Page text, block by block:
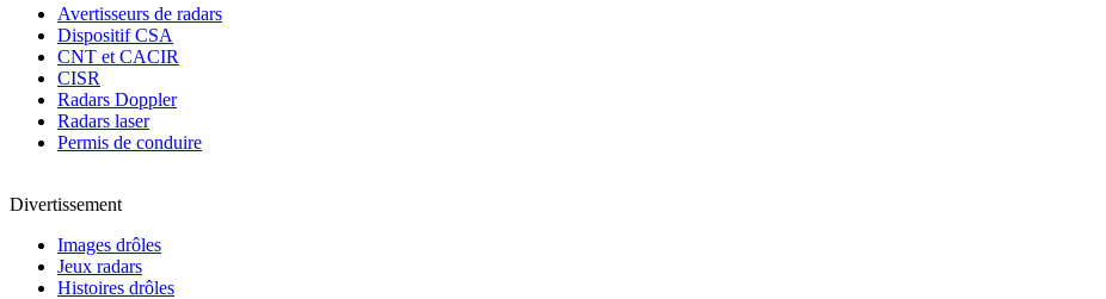
Avertisseurs de radars
Dispositif CSA
CNT et CACIR
CISR
Radars Doppler
Radars laser
Permis de conduire
Divertissement
Images drôles
Jeux radars
Histoires drôles